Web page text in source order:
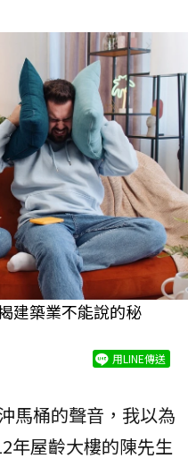
建築業不能說的秘
用LINE傳送
馬桶的聲音，我以為
年屋齡大樓的陳先生